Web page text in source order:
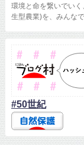
環境と命を繋いでい
生型農業)を、みんな
#50世紀